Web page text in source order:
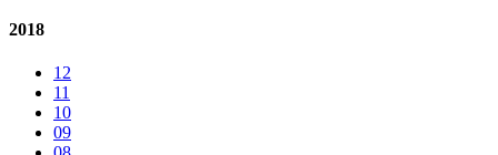
2018
12
11
10
09